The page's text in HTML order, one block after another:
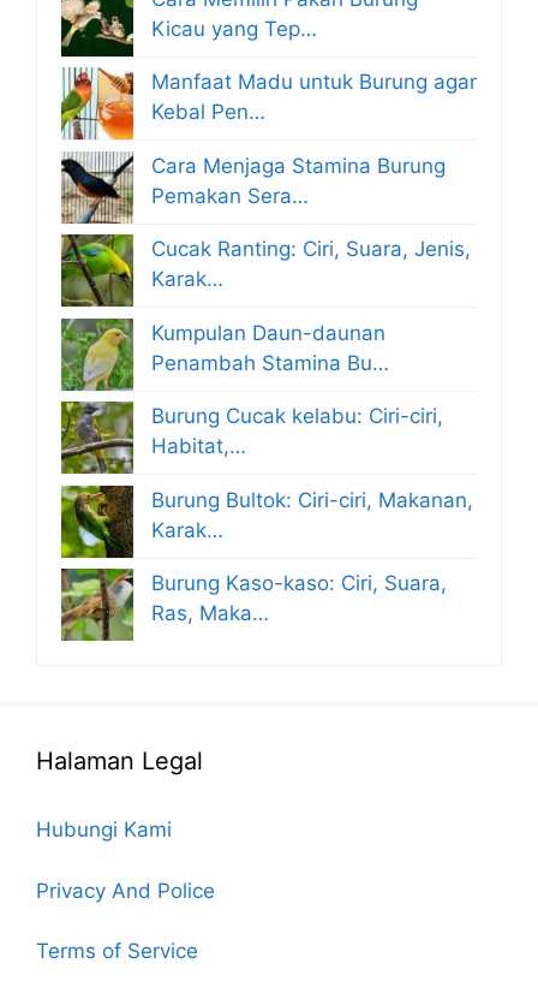
Kicau yang Tep…
Manfaat Madu untuk Burung agar
Kebal Pen…
Cara Menjaga Stamina Burung
Pemakan Sera…
Cucak Ranting: Ciri, Suara, Jenis,
Karak…
Kumpulan Daun-daunan
Penambah Stamina Bu…
Burung Cucak kelabu: Ciri-ciri,
Habitat,…
Burung Bultok: Ciri-ciri, Makanan,
Karak…
Burung Kaso-kaso: Ciri, Suara,
Ras, Maka…
Halaman Legal
Hubungi Kami
Privacy And Police
Terms of Service